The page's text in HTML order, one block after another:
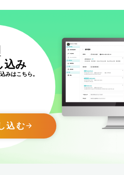
込み
みはこちら。
込む